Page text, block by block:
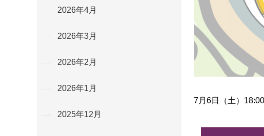
7月6日（土）
2026年4月
2026年3月
2026年2月
2026年1月
2025年12月